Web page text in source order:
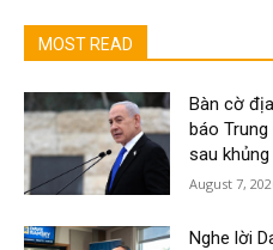
MOST READ
Bàn cờ
báo
sau
August 7,
Nghe lời